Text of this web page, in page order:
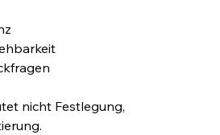
nicht Festlegung,